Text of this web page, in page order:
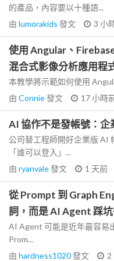
的產品，內容要以十種語...
由 lumorakids 發文 3 小
使用 Angular、
混合式影像分析應用程
本教學將示範如何使用
由 Connie發文 17 小時
AI 協作不是發帳號：
公司替工程師開好企業版 AI
「誰可以登入」...
由 ryanvale發文 1 天前
從 Prompt 到 Graph
詞，而是 AI Agent 踩
AI Agent 可能是近年最容易
Prom...
由 hardness1020發文 2